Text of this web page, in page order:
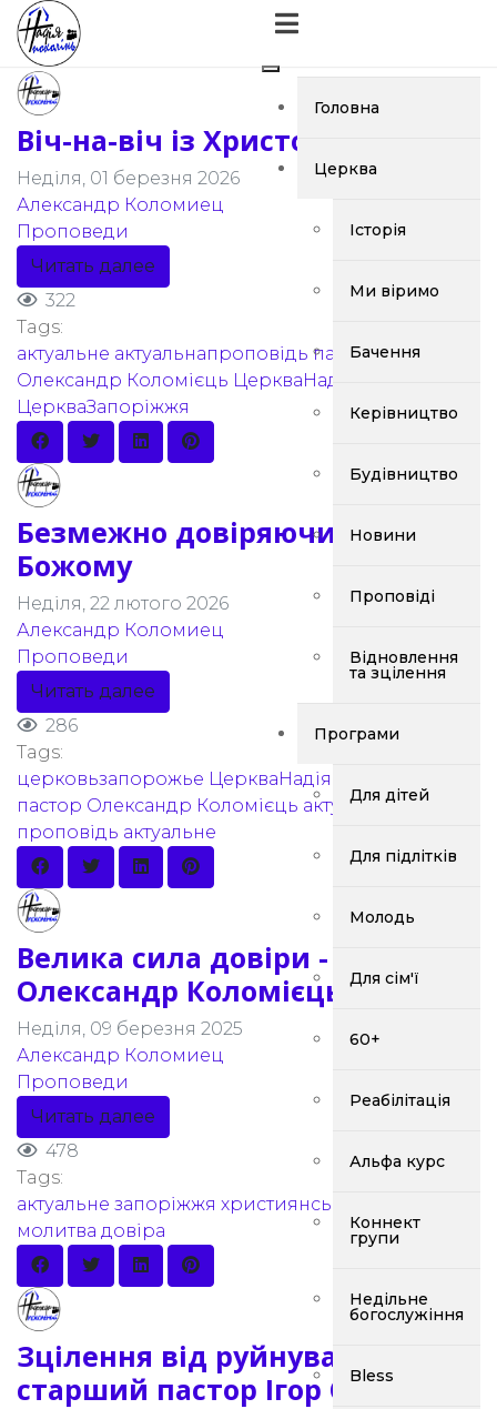
Головна
Церква
Історія
Ми віримо
Бачення
Керівництво
Будівництво
Новини
Проповіді
Відновлення
та зцілення
Програми
Для дітей
Для підлітків
Молодь
Для сім'ї
60+
Реабілітація
Альфа курс
Коннект
групи
Недільне
богослужіння
Bless
Віч-на-віч із Христом
Неділя, 01 березня 2026
Александр Коломиец
Проповеди
Читать далее
322
Tags:
актуальне актуальнапроповідь пастор
Олександр Коломієць ЦеркваНадіяПоколінь
ЦеркваЗапоріжжя
Безмежно довіряючи Духові
Божому
Неділя, 22 лютого 2026
Александр Коломиец
Проповеди
Читать далее
286
Tags:
церковьзапорожье ЦеркваНадіяПоколінь
пастор Олександр Коломієць актуальна
проповідь актуальне
Велика сила довіри - пастор
Олександр Коломієць
Неділя, 09 березня 2025
Александр Коломиец
Проповеди
Читать далее
478
Tags:
актуальне запоріжжя християнська церква
молитва довіра
Зцілення від руйнування -
старший пастор Ігор Семенюк